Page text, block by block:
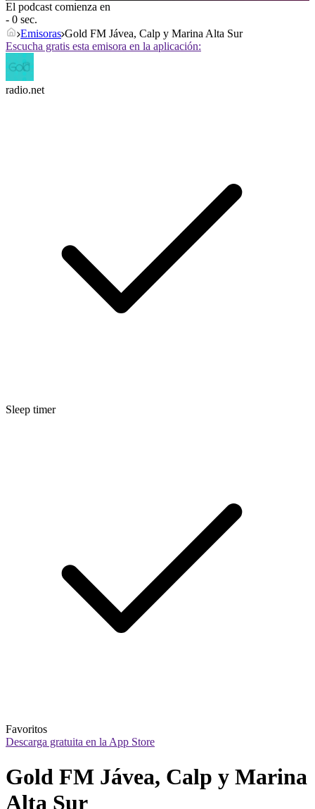
El podcast comienza en
- 0 sec.
Emisoras Gold FM Jávea, Calp y Marina Alta Sur
Escucha gratis esta emisora en la aplicación:
radio.net
Sleep timer
Favoritos
Descarga gratuita en la App Store
Gold FM Jávea, Calp y Marina
Alta Sur